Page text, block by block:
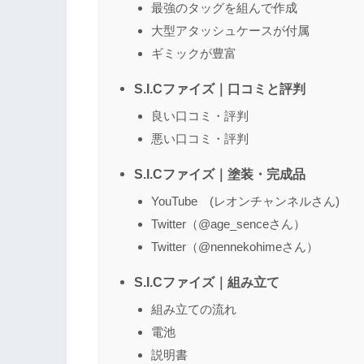
最強のタッグを組んで作成
大型アタッシュケースが付属
ギミックが豊富
S.I.Cファイズ｜口コミと評判
良い口コミ・評判
悪い口コミ・評判
S.I.Cファイズ｜塗装・完成品
YouTube (レオンチャンネルさん)
Twitter（@age_senceさん）
Twitter（@nennekohimeさん）
S.I.Cファイズ｜組み立て
組み立ての流れ
電池
説明書